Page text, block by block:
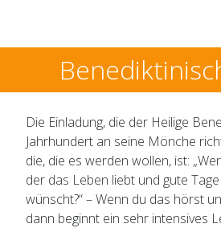
Die Einladung, die der Heilige
Jahrhundert an seine Mönche
die, die es werden wollen, ist:
der das Leben liebt und gute
wünscht?“ – Wenn du das hörst
dann beginnt ein sehr intensives